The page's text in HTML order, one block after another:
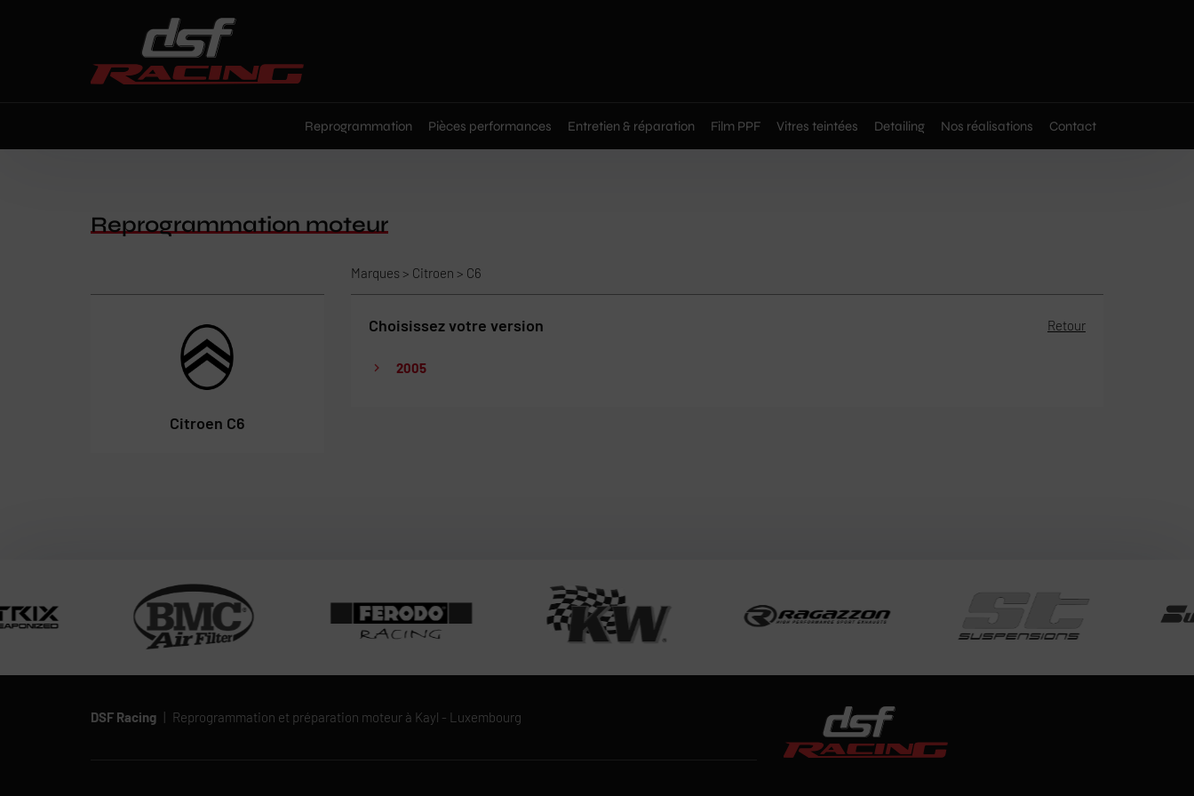
Reprogrammation Pièces performances Entretien & réparation Film PPF Vitres teintées Detailing Nos réalisations Contact
Reprogrammation moteur
Marques > Citroen > C6
Citroen C6
Choisissez votre version Retour
2005
DSF Racing Reprogrammation et préparation moteur à Kayl - Luxembourg